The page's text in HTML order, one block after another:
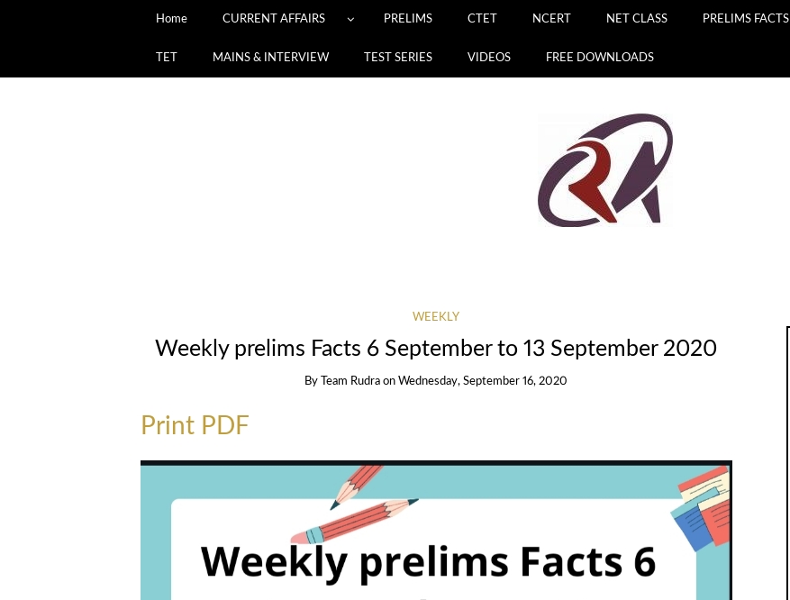
Home CURRENT AFFAIRS PRELIMS CTET NCERT NET CLASS PRELIMS FACTS
TET MAINS & INTERVIEW TEST SERIES VIDEOS FREE DOWNLOADS
WEEKLY
Weekly prelims Facts 6 September to 13 September 2020
By Team Rudra onWednesday, September 16, 2020
Print PDF